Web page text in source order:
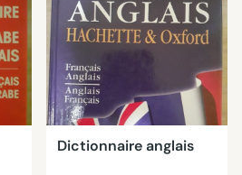
Dictionnaire anglais